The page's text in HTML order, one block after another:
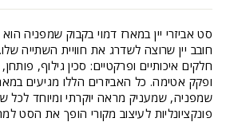
סט אביזרי יין במארז דמוי בקבוק שמפניה
חובב יין שרוצה לשדרג את חוויית השתייה
חלקים איכותיים ופרקטיים: סכין גילוף,
ופקק אטימה. כל האביזרים הללו מגיעים
שמפניה, שמעניק מראה יוקרתי ומיוחד לכל
פונקציונליות לעיצוב מקורי הופך את הסט